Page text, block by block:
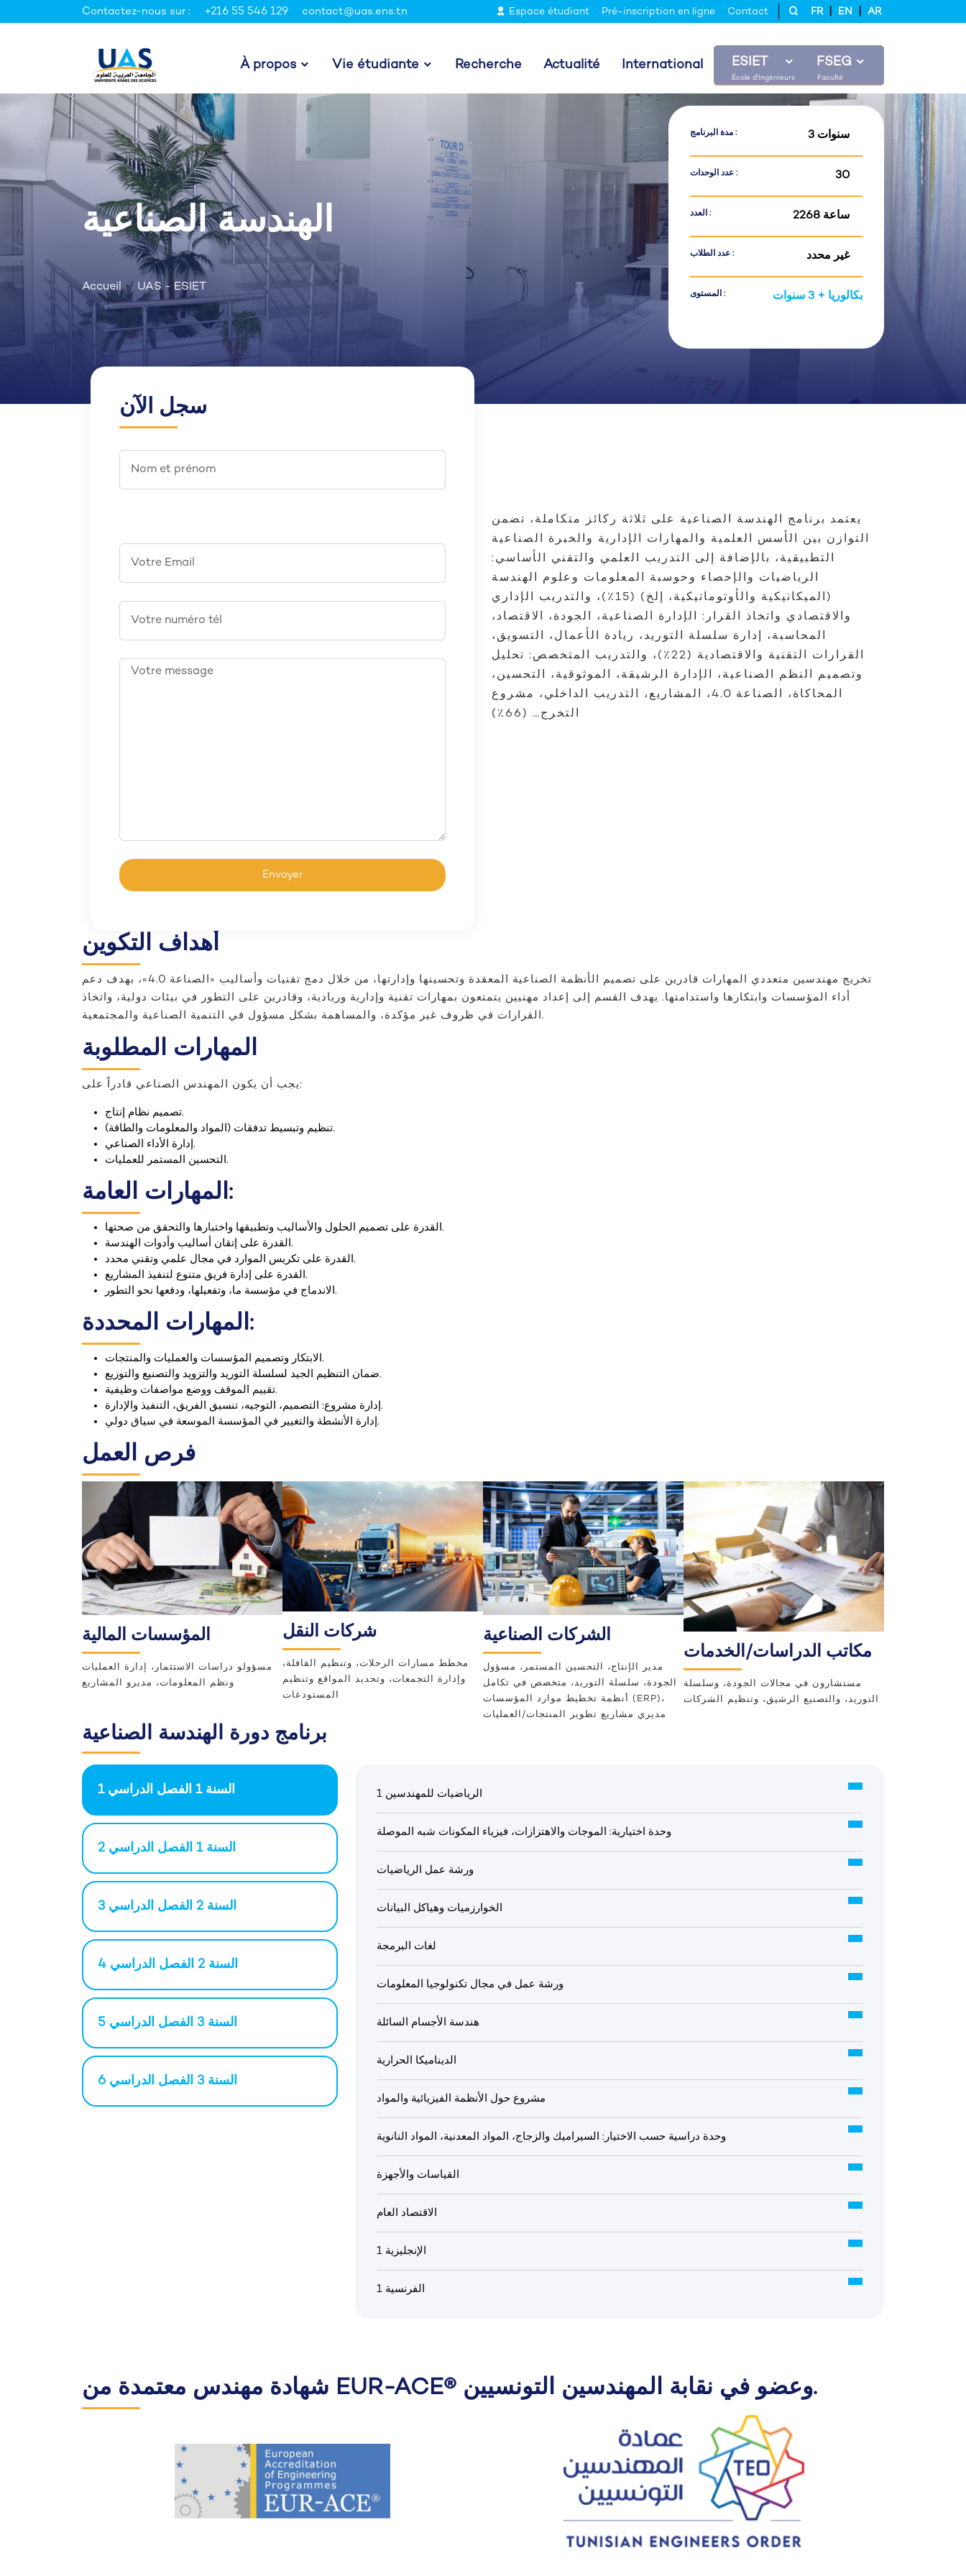
Contactez-nous sur : +216 55 546 129 contact@uas.ens.tn Espace étudiant Pré-inscription en ligne Contact FR EN AR
À propos Vie étudiante Recherche Actualité International ESIET FSEG
الهندسة الصناعية
Accueil UAS - ESIET
مدة البرنامج : 3 سنوات
عدد الوحدات : 30
العدد : 2268 ساعة
عدد الطلاب : غير محدد
المستوى : بكالوريا + 3 سنوات
سجل الآن
يعتمد برنامج الهندسة الصناعية على ثلاثة ركائز متكاملة، تضمن
التوازن بين الأسس العلمية والمهارات الإدارية والخبرة الصناعية
التطبيقية، بالإضافة إلى التدريب العلمي والتقني الأساسي:
الرياضيات والإحصاء وحوسبة المعلومات وعلوم الهندسة
(الميكانيكية والأوتوماتيكية، إلخ) (15٪)، والتدريب الإداري
والاقتصادي واتخاذ القرار: الإدارة الصناعية، الجودة، الاقتصاد،
المحاسبة، إدارة سلسلة التوريد، ريادة الأعمال، التسويق،
القرارات التقنية والاقتصادية (22٪)، والتدريب المتخصص: تحليل
وتصميم النظم الصناعية، الإدارة الرشيقة، الموثوقية، التحسين،
المحاكاة، الصناعة 4.0، المشاريع، التدريب الداخلي، مشروع
التخرج… (66٪)
أهداف التكوين
تخريج مهندسين متعددي المهارات قادرين على تصميم الأنظمة الصناعية المعقدة وتحسينها وإدارتها، من خلال دمج تقنيات وأساليب «الصناعة 4.0»، بهدف دعم
أداء المؤسسات وابتكارها واستدامتها. يهدف القسم إلى إعداد مهنيين يتمتعون بمهارات تقنية وإدارية وريادية، وقادرين على التطور في بيئات دولية، واتخاذ
القرارات في ظروف غير مؤكدة، والمساهمة بشكل مسؤول في التنمية الصناعية والمجتمعية.
المهارات المطلوبة
يجب أن يكون المهندس الصناعي قادراً على:
تصميم نظام إنتاج.
تنظيم وتبسيط تدفقات (المواد والمعلومات والطاقة).
إدارة الأداء الصناعي.
التحسين المستمر للعمليات.
المهارات العامة:
القدرة على تصميم الحلول والأساليب وتطبيقها واختبارها والتحقق من صحتها.
القدرة على إتقان أساليب وأدوات الهندسة.
القدرة على تكريس الموارد في مجال علمي وتقني محدد.
القدرة على إدارة فريق متنوع لتنفيذ المشاريع.
الاندماج في مؤسسة ما، وتفعيلها، ودفعها نحو التطور.
المهارات المحددة:
الابتكار وتصميم المؤسسات والعمليات والمنتجات.
ضمان التنظيم الجيد لسلسلة التوريد والتزويد والتصنيع والتوزيع.
تقييم الموقف ووضع مواصفات وظيفية.
إدارة مشروع: التصميم، التوجيه، تنسيق الفريق، التنفيذ والإدارة.
إدارة الأنشطة والتغيير في المؤسسة الموسعة في سياق دولي.
فرص العمل
المؤسسات المالية
مسؤولو دراسات الاستثمار، إدارة العمليات
ونظم المعلومات، مديرو المشاريع
شركات النقل
مخطط مسارات الرحلات، وتنظيم القافلة،
وإدارة التجمعات، وتحديد المواقع وتنظيم
المستودعات
الشركات الصناعية
مدير الإنتاج، التحسين المستمر، مسؤول
الجودة، سلسلة التوريد، متخصص في تكامل
أنظمة تخطيط موارد المؤسسات (ERP)،
مديري مشاريع تطوير المنتجات/العمليات
مكاتب الدراسات/الخدمات
مستشارون في مجالات الجودة، وسلسلة
التوريد، والتصنيع الرشيق، وتنظيم الشركات
برنامج دورة الهندسة الصناعية
السنة 1 الفصل الدراسي 1
السنة 1 الفصل الدراسي 2
السنة 2 الفصل الدراسي 3
السنة 2 الفصل الدراسي 4
السنة 3 الفصل الدراسي 5
السنة 3 الفصل الدراسي 6
الرياضيات للمهندسين 1
وحدة اختيارية: الموجات والاهتزازات، فيزياء المكونات شبه الموصلة
ورشة عمل الرياضيات
الخوارزميات وهياكل البيانات
لغات البرمجة
ورشة عمل في مجال تكنولوجيا المعلومات
هندسة الأجسام السائلة
الديناميكا الحرارية
مشروع حول الأنظمة الفيزيائية والمواد
وحدة دراسية حسب الاختيار: السيراميك والزجاج، المواد المعدنية، المواد النانوية
القياسات والأجهزة
الاقتصاد العام
الإنجليزية 1
الفرنسية 1
شهادة مهندس معتمدة من EUR-ACE® وعضو في نقابة المهندسين التونسيين.